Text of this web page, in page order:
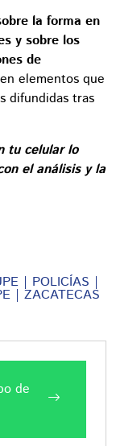
la forma en
y sobre los
de
elementos que
difundidas tras
tu celular lo
el análisis y la
POLICÍAS
ZACATECAS
de